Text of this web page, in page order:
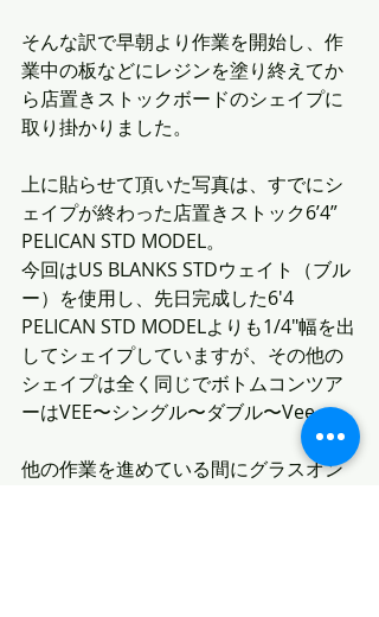
そんな訳で早朝より作業を開始し、作
業中の板などにレジンを塗り終えてか
ら店置きストックボードのシェイプに
取り掛かりました。
上に貼らせて頂いた写真は、すでにシ
ェイプが終わった店置きストック6’4”
PELICAN STD MODEL。
今回はUS BLANKS STDウェイト（ブル
ー）を使用し、先日完成した6'4
PELICAN STD MODELよりも1/4"幅を出
してシェイプしていますが、その他の
シェイプは全く同じでボトムコンツア
ーはVEE〜シングル〜ダブル〜Vee。
他の作業を進めている間にグラスオン